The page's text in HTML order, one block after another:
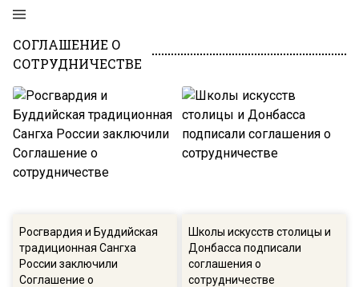
СОГЛАШЕНИЕ О
СОТРУДНИЧЕСТВЕ
Росгвардия и Буддийская
традиционная Сангха
России заключили
Соглашение о
Школы искусств столицы и
Донбасса подписали
соглашения о
сотрудничестве